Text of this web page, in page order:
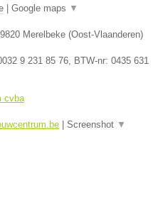
Google maps ▼
9820 Merelbeke (Oost-Vlaanderen)
9 231 85 76, BTW-nr: 0435 631
cvba
Screenshot ▼